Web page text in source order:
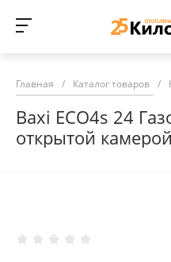
Главная / Каталог товаров /
Baxi ECO4s 24
открытой